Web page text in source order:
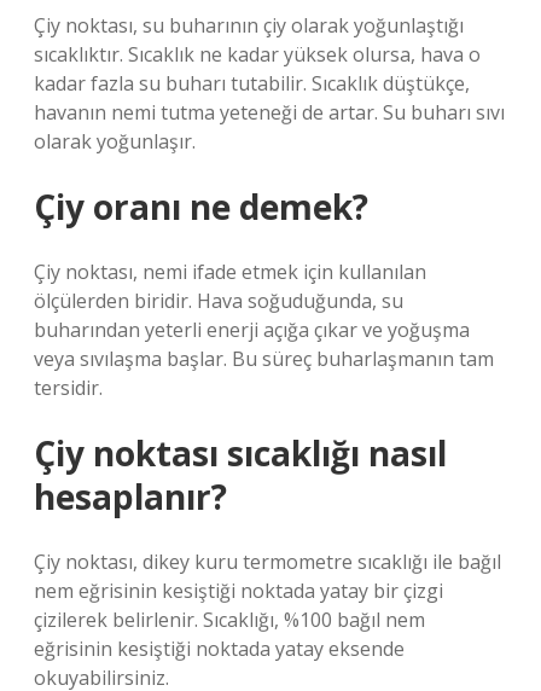
Çiy noktası, su buharının çiy olarak yoğunlaştığı
sıcaklıktır. Sıcaklık ne kadar yüksek olursa, hava o
kadar fazla su buharı tutabilir. Sıcaklık düştükçe,
havanın nemi tutma yeteneği de artar. Su buharı sıvı
olarak yoğunlaşır.
Çiy oranı ne demek?
Çiy noktası, nemi ifade etmek için kullanılan
ölçülerden biridir. Hava soğuduğunda, su
buharından yeterli enerji açığa çıkar ve yoğuşma
veya sıvılaşma başlar. Bu süreç buharlaşmanın tam
tersidir.
Çiy noktası sıcaklığı nasıl
hesaplanır?
Çiy noktası, dikey kuru termometre sıcaklığı ile bağıl
nem eğrisinin kesiştiği noktada yatay bir çizgi
çizilerek belirlenir. Sıcaklığı, %100 bağıl nem
eğrisinin kesiştiği noktada yatay eksende
okuyabilirsiniz.